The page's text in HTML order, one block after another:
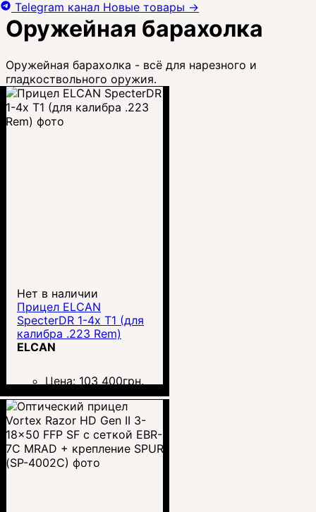
Оружейная барахолка
Оружейная барахолка - всё для нарезного и
гладкоствольного оружия.
Нет в наличии
Прицел ELCAN
SpecterDR 1-4x T1 (для
калибра .223 Rem)
ELCAN
Цена: 103 400грн.
Telegram канал Новые товары →